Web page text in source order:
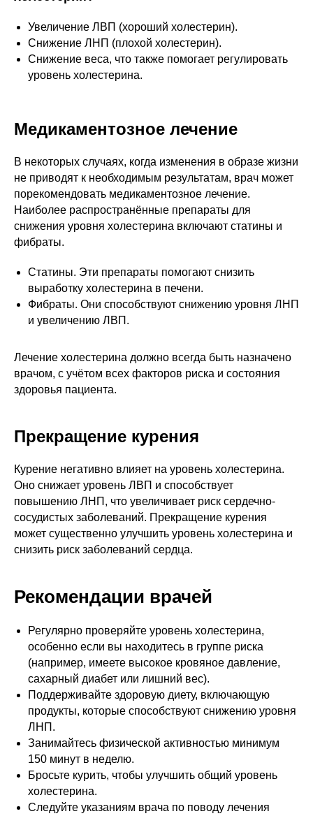
Увеличение ЛВП (хороший холестерин).
Снижение ЛНП (плохой холестерин).
Снижение веса, что также помогает регулировать
уровень холестерина.
Медикаментозное лечение
В некоторых случаях, когда изменения в образе жизни
не приводят к необходимым результатам, врач может
порекомендовать медикаментозное лечение.
Наиболее распространённые препараты для
снижения уровня холестерина включают статины и
фибраты.
Статины. Эти препараты помогают снизить
выработку холестерина в печени.
Фибраты. Они способствуют снижению уровня ЛНП
и увеличению ЛВП.
Лечение холестерина должно всегда быть назначено
врачом, с учётом всех факторов риска и состояния
здоровья пациента.
Прекращение курения
Курение негативно влияет на уровень холестерина.
Оно снижает уровень ЛВП и способствует
повышению ЛНП, что увеличивает риск сердечно-
сосудистых заболеваний. Прекращение курения
может существенно улучшить уровень холестерина и
снизить риск заболеваний сердца.
Рекомендации врачей
Регулярно проверяйте уровень холестерина,
особенно если вы находитесь в группе риска
(например, имеете высокое кровяное давление,
сахарный диабет или лишний вес).
Поддерживайте здоровую диету, включающую
продукты, которые способствуют снижению уровня
ЛНП.
Занимайтесь физической активностью минимум
150 минут в неделю.
Бросьте курить, чтобы улучшить общий уровень
холестерина.
Следуйте указаниям врача по поводу лечения